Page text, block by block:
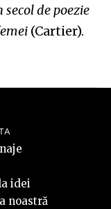
secol de poezie
(Cartier).
idei
noastră